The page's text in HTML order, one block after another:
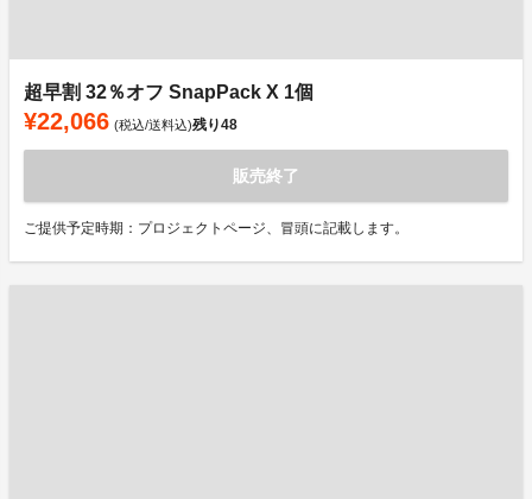
超早割 32％オフ SnapPack X 1個
¥22,066 (税込/送料込)残り48
販売終了
ご提供予定時期：プロジェクトページ、冒頭に記載します。